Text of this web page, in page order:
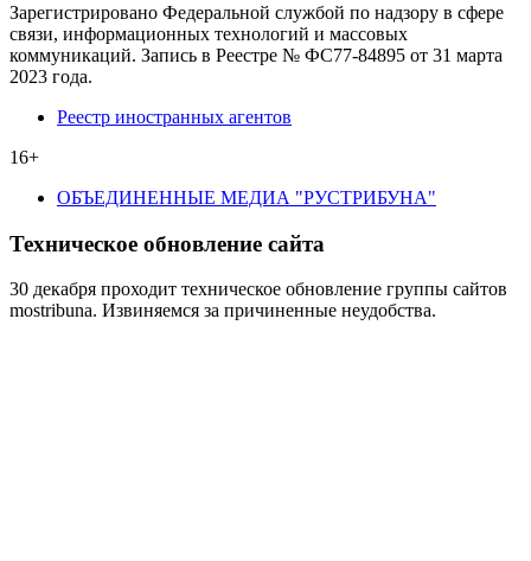
Зарегистрировано Федеральной службой по надзору в сфере
связи, информационных технологий и массовых
коммуникаций. Запись в Реестре № ФС77-84895 от 31 марта
2023 года.
Реестр иностранных агентов
16+
ОБЪЕДИНЕННЫЕ МЕДИА "РУСТРИБУНА"
Техническое обновление сайта
30 декабря проходит техническое обновление группы сайтов
mostribuna. Извиняемся за причиненные неудобства.